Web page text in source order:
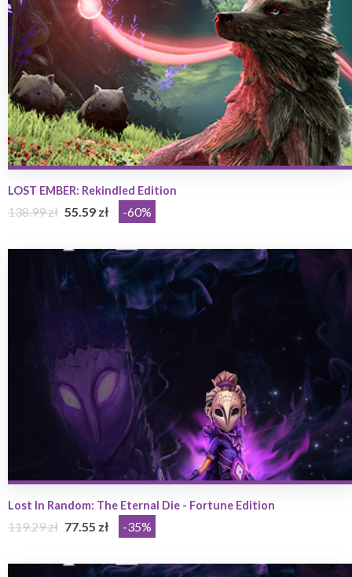
LOST EMBER: Rekindled Edition
138.99 zł 55.59 zł -60%
Lost In Random: The Eternal Die - Fortune Edition
119.29 zł 77.55 zł -35%